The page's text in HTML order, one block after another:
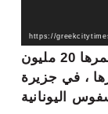
https://
تم العثور على شجرة متحجرة كبيرة عمرها 20 مليون
، في جزيرة